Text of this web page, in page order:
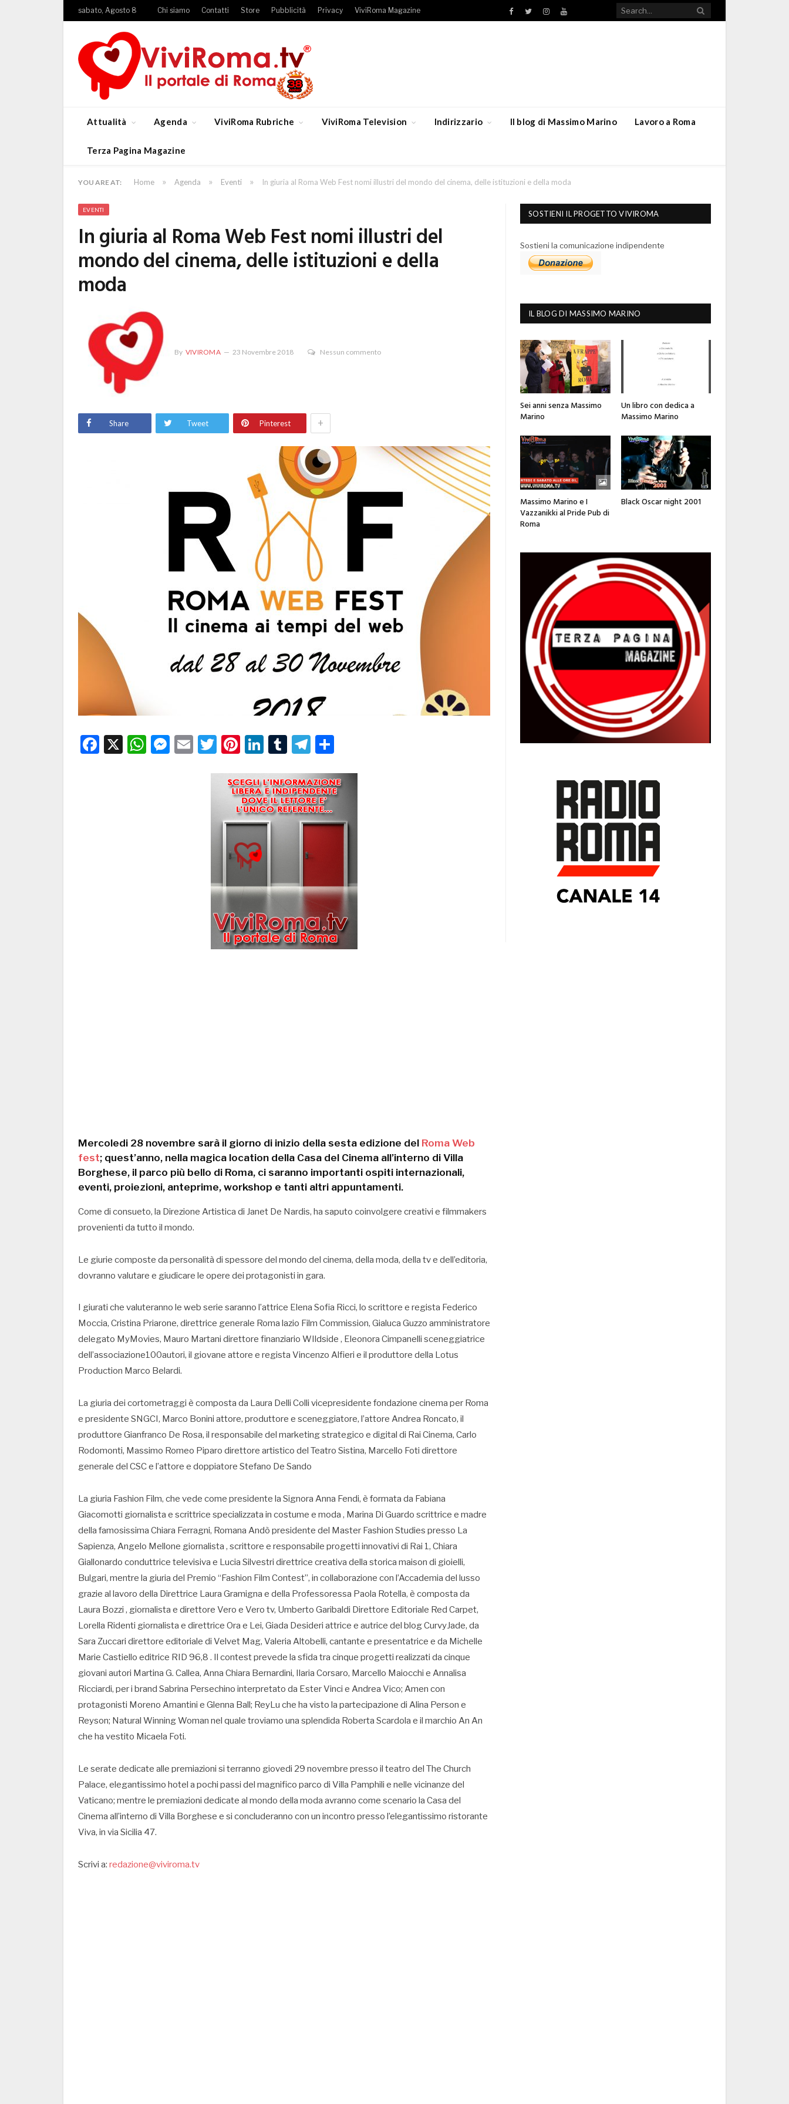
sabato, Agosto 8 Chi siamo Contatti Store Pubblicità Privacy ViviRoma Magazine Facebook
TwitterInstagramYouTube
Attualità Agenda ViviRoma Rubriche ViviRoma Television Indirizzario Il blog di Massimo Marino Lavoro a Roma
Terza Pagina Magazine
YOU ARE AT: Home » Agenda » Eventi » In giuria al Roma Web Fest nomi illustri del mondo del cinema, delle istituzioni e della moda
EVENTI
In giuria al Roma Web Fest nomi illustri del
mondo del cinema, delle istituzioni e della
moda
By VIVIROMA 23 Novembre 2018 Nessun commento
Share Tweet Pinterest +
Facebook
X WhatsApp
Messenger
EmailTwitter
Pinterest
LinkedIn
TumblrTelegram
Mercoledi 28 novembre sarà il giorno di inizio della sesta edizione del Roma Web
fest; quest’anno, nella magica location della Casa del Cinema all’interno di Villa
Borghese, il parco più bello di Roma, ci saranno importanti ospiti internazionali,
eventi, proiezioni, anteprime, workshop e tanti altri appuntamenti.
Come di consueto, la Direzione Artistica di Janet De Nardis, ha saputo coinvolgere creativi e filmmakers
provenienti da tutto il mondo.
Le giurie composte da personalità di spessore del mondo del cinema, della moda, della tv e dell’editoria,
dovranno valutare e giudicare le opere dei protagonisti in gara.
I giurati che valuteranno le web serie saranno l’attrice Elena Sofia Ricci, lo scrittore e regista Federico
Moccia, Cristina Priarone, direttrice generale Roma lazio Film Commission, Gialuca Guzzo amministratore
delegato MyMovies, Mauro Martani direttore finanziario WIldside , Eleonora Cimpanelli sceneggiatrice
dell’associazione100autori, il giovane attore e regista Vincenzo Alfieri e il produttore della Lotus
Production Marco Belardi.
La giuria dei cortometraggi è composta da Laura Delli Colli vicepresidente fondazione cinema per Roma
e presidente SNGCI, Marco Bonini attore, produttore e sceneggiatore, l’attore Andrea Roncato, il
produttore Gianfranco De Rosa, il responsabile del marketing strategico e digital di Rai Cinema, Carlo
Rodomonti, Massimo Romeo Piparo direttore artistico del Teatro Sistina, Marcello Foti direttore
generale del CSC e l’attore e doppiatore Stefano De Sando
La giuria Fashion Film, che vede come presidente la Signora Anna Fendi, è formata da Fabiana
Giacomotti giornalista e scrittrice specializzata in costume e moda , Marina Di Guardo scrittrice e madre
della famosissima Chiara Ferragni, Romana Andò presidente del Master Fashion Studies presso La
Sapienza, Angelo Mellone giornalista , scrittore e responsabile progetti innovativi di Rai 1, Chiara
Giallonardo conduttrice televisiva e Lucia Silvestri direttrice creativa della storica maison di gioielli,
Bulgari, mentre la giuria del Premio “Fashion Film Contest”, in collaborazione con l’Accademia del lusso
grazie al lavoro della Direttrice Laura Gramigna e della Professoressa Paola Rotella, è composta da
Laura Bozzi , giornalista e direttore Vero e Vero tv, Umberto Garibaldi Direttore Editoriale Red Carpet,
Lorella Ridenti giornalista e direttrice Ora e Lei, Giada Desideri attrice e autrice del blog CurvyJade, da
Sara Zuccari direttore editoriale di Velvet Mag, Valeria Altobelli, cantante e presentatrice e da Michelle
Marie Castiello editrice RID 96,8 . Il contest prevede la sfida tra cinque progetti realizzati da cinque
giovani autori Martina G. Callea, Anna Chiara Bernardini, Ilaria Corsaro, Marcello Maiocchi e Annalisa
Ricciardi, per i brand Sabrina Persechino interpretato da Ester Vinci e Andrea Vico; Amen con
protagonisti Moreno Amantini e Glenna Ball; ReyLu che ha visto la partecipazione di Alina Person e
Reyson; Natural Winning Woman nel quale troviamo una splendida Roberta Scardola e il marchio An An
che ha vestito Micaela Foti.
Le serate dedicate alle premiazioni si terranno giovedi 29 novembre presso il teatro del The Church
Palace, elegantissimo hotel a pochi passi del magnifico parco di Villa Pamphili e nelle vicinanze del
Vaticano; mentre le premiazioni dedicate al mondo della moda avranno come scenario la Casa del
Cinema all’interno di Villa Borghese e si concluderanno con un incontro presso l’elegantissimo ristorante
Viva, in via Sicilia 47.
Scrivi a: redazione@viviroma.tv
SOSTIENI IL PROGETTO VIVIROMA
Sostieni la comunicazione indipendente
IL BLOG DI MASSIMO MARINO
Sei anni senza Massimo
Marino
Un libro con dedica a
Massimo Marino
Massimo Marino e I
Vazzanikki al Pride Pub di
Roma
Black Oscar night 2001